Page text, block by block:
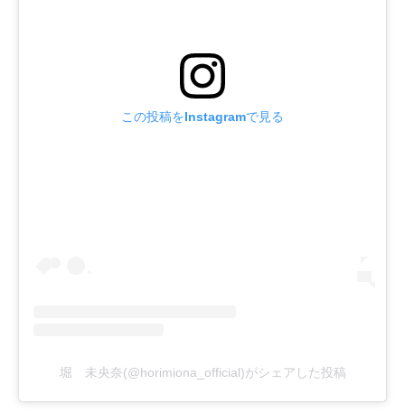
この投稿をInstagramで見る
堀 未央奈(@horimiona_official)がシェアした投稿